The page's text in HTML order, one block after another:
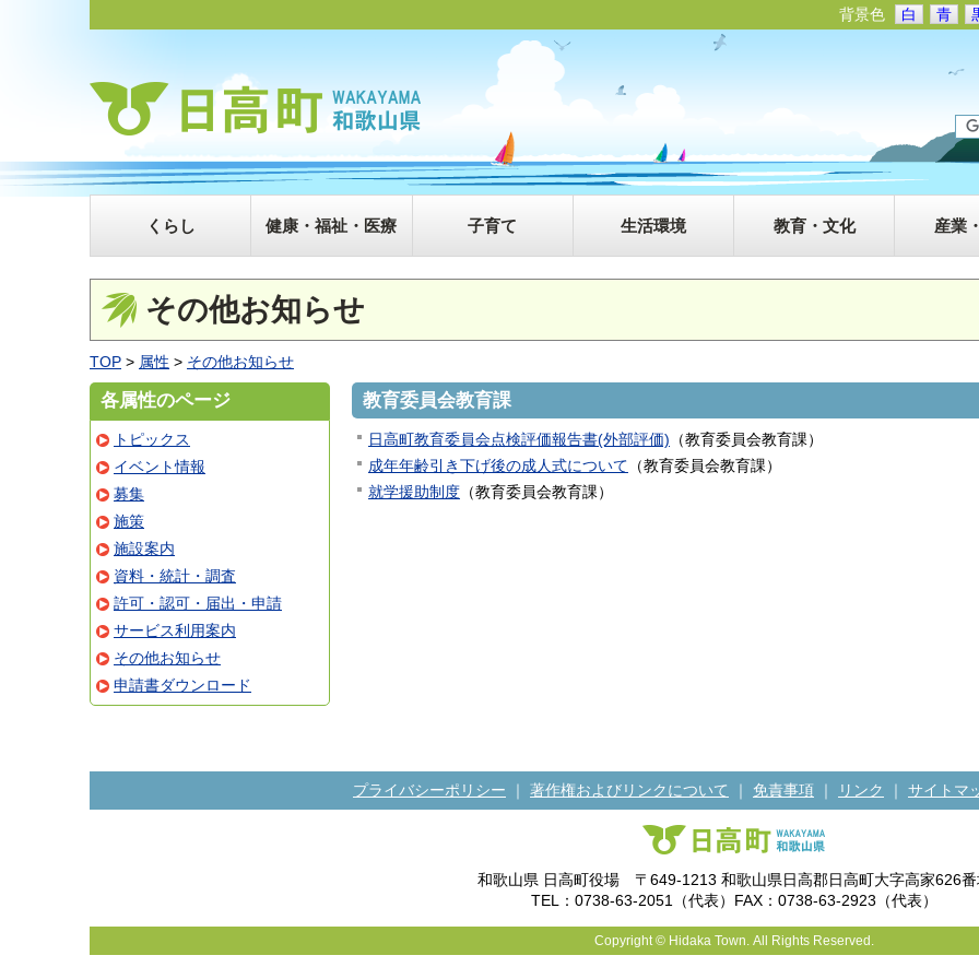
背景色 白 青
くらし 健康・福祉・医療 子育て 生活環境 教育・文化 産業
その他お知らせ
TOP > 属性 > その他お知らせ
教育委員会教育課
日高町教育委員会点検評価報告書(外部評価) （教育委員会教育課）
成年年齢引き下げ後の成人式について （教育委員会教育課）
就学援助制度 （教育委員会教育課）
各属性のページ
トピックス
イベント情報
募集
施策
施設案内
資料・統計・調査
許可・認可・届出・申請
サービス利用案内
その他お知らせ
申請書ダウンロード
プライバシーポリシー ｜ 著作権およびリンクについて ｜ 免責事項 ｜ リンク ｜ サイトマ
和歌山県 日高町役場 〒649-1213 和歌山県日高郡日高町大字高家626番
TEL：0738-63-2051（代表）FAX：0738-63-2923（代表）
Copyright © Hidaka Town. All Rights Reserved.